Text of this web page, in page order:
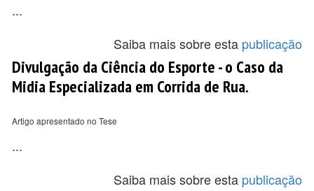
...
Saiba mais sobre esta publicação
Divulgação da Ciência do Esporte - o Caso da
Midia Especializada em Corrida de Rua.
Artigo apresentado no Tese
...
Saiba mais sobre esta publicação